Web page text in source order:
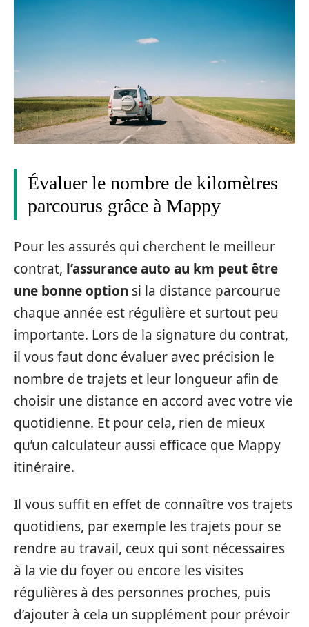
Évaluer le nombre de kilomètres
parcourus grâce à Mappy
Pour les assurés qui cherchent le meilleur
contrat, l’assurance auto au km peut être
une bonne option si la distance parcourue
chaque année est régulière et surtout peu
importante. Lors de la signature du contrat,
il vous faut donc évaluer avec précision le
nombre de trajets et leur longueur afin de
choisir une distance en accord avec votre vie
quotidienne. Et pour cela, rien de mieux
qu’un calculateur aussi efficace que Mappy
itinéraire.
Il vous suffit en effet de connaître vos trajets
quotidiens, par exemple les trajets pour se
rendre au travail, ceux qui sont nécessaires
à la vie du foyer ou encore les visites
régulières à des personnes proches, puis
d’ajouter à cela un supplément pour prévoir